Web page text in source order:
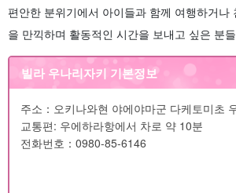
편안한 분위기에서 아이들과 함께 여행하거나
을 만끽하며 활동적인 시간을 보내고 싶은 분
빌라 우나리자키 기본정보
주소：오키나와현 야에야마군 다케토미초
교통편: 우에하라항에서 차로 약 10분
전화번호：0980-85-6146